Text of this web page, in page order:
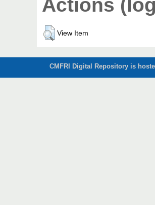
Actions
View Item
CMFRI Digital Repository is